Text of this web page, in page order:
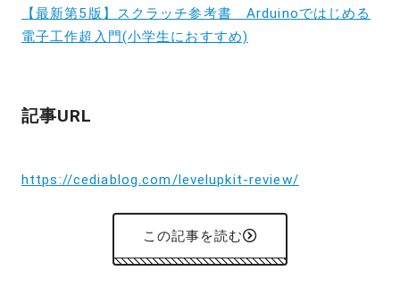
【最新第5版】スクラッチ参考書 Arduinoではじめる
電子工作超入門(小学生におすすめ)
記事URL
https://cediablog.com/levelupkit-review/
この記事を読む